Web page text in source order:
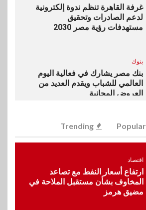
غرفة القاهرة تنظم ندوة إلكترونية
لدعم الصادرات وتحقيق
مستهدفات رؤية مصر 2030
بنوك
بنك مصر يشارك في فعالية اليوم
العالمي للشباب ويقدم العديد من
العروض المجانية
بنوك
بنك QNB مصر يعزز جاهزية
للنمو والتوسع
اخبار
Popular
Trending
اقتصاد
ارتفاع أسعار النفط مع تصاعد
المخاوف بشأن مستقبل الملاحة في
مضيق هرمز